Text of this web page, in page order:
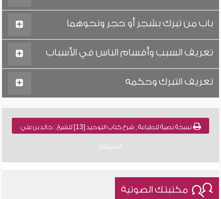
باب من تبرك بشجر أو حجر ونحوهما
تعريف السبب وأقسام الناس في الأسباب
تعريف التبرك وحكمه
نسخة نصية للطباعة , شرح كتاب التوحيد [13] للشيخ : خالد بن علي
المشيقح
مكتبتك الصوتية